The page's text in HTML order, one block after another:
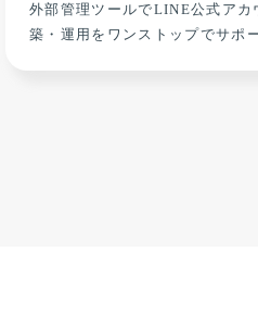
外部管理ツールでLINE公式アカ
築・運用をワンストップでサポ